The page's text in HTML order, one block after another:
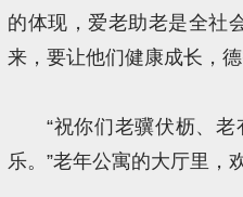
的体现，爱老助老是全社
来，要让他们健康成长，
“祝你们老骥伏枥、
乐。”老年公寓的大厅里，